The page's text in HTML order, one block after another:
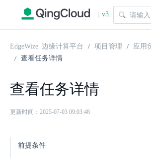
| v3.
1.0
EdgeWize 边缘计算平台 项目管理 应用
查看任务详情
查看任务详情
更新时间：2025-07-03 09:03:48
前提条件